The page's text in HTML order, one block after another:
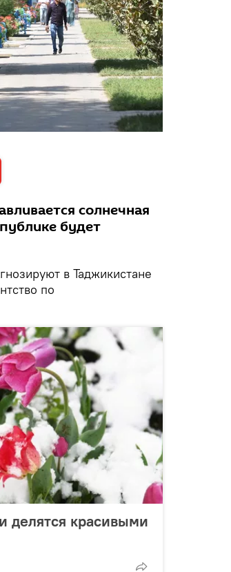
солнечная
будет
в Таджикистане
по
делятся красивыми